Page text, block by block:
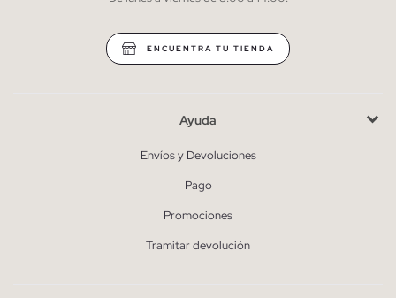
ENCUENTRA TU TIENDA
Ayuda
Envíos y Devoluciones
Pago
Promociones
Tramitar devolución